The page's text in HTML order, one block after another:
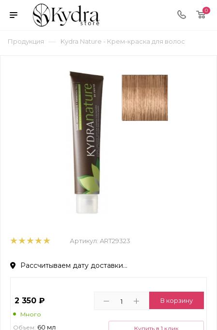
0
Продукция — Kydra Nature - Крем-краска для волос
Артикул: ART29323
Рассчитываем дату доставки...
2 350 ₽
Много
Объем: 60 мл
В корзину
Купить в 1 клик